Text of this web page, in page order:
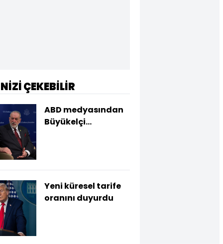
ÇEKEBİLİR
ABD medyasından
Büyükelçi
Yeni küresel tarife
oranını duyurdu